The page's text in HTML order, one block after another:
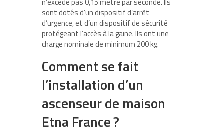
n’excède pas 0,15 mètre par seconde. Ils
sont dotés d’un dispositif d’arrêt
d’urgence, et d’un dispositif de sécurité
protégeant l’accès à la gaine. Ils ont une
charge nominale de minimum 200 kg.
Comment se fait
l’installation d’un
ascenseur de maison
Etna France ?